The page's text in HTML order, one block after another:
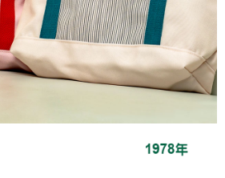
請瀏覽以下網址：
得法定代理人或監護人之同意方可使用
同意申辦者引起之損失，本公司不負相關責
時，將依據個別帳號之用戶狀況，依本公司即
停止該用戶之使用額度並採取法律行動。